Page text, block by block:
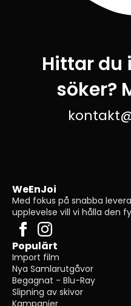
Hittar du
söker?
WeEnJoi
Med fokus på snabba
upplevelse vill vi hålla den
Populärt
Import film
Nya Samlarutgåvor
Begagnat - Blu-Ray
Slipning av skivor
Kampanjer